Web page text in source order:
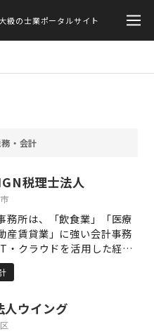
級の士業ポータルサイト
・会計
税理士法人
務所は、「飲食業」「医療
産賃貸業」に強い会計事務
・クラウドを活用した経理
はじめとして、経営の見え
計画の策定、資金調達、節
々な課題や問題を解決して
人ウイング